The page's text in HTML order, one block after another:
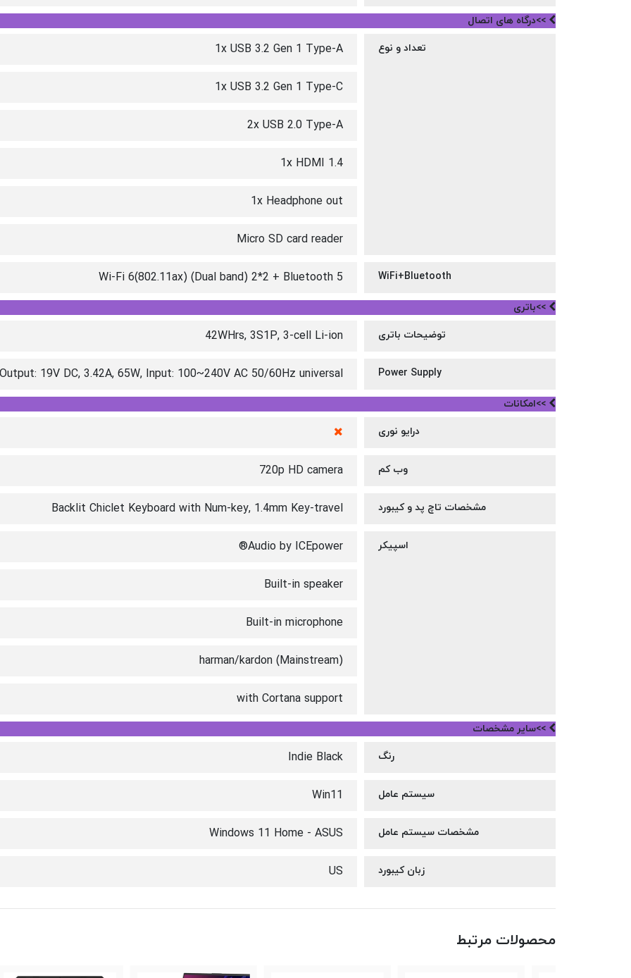
>>درگاه های اتصال
تعداد و نوع 1x USB 3.2 Gen 1 Type-A
1x USB 3.2 Gen 1 Type-C
2x USB 2.0 Type-A
1x HDMI 1.4
1x Headphone out
Micro SD card reader
WiFi+Bluetooth
Wi-Fi 6(802.11ax) (Dual band) 2*2 + Bluetooth 5
>>باتری
توضیحات باتری 42WHrs, 3S1P, 3-cell Li-ion
Power Supply
19V DC, 3.42A, 65W, Input: 100~240V AC 50/60Hz universal
>>امکانات
درایو نوری
وب کم 720p HD camera
مشخصات تاچ پد و کیبورد Backlit Chiclet Keyboard with Num-key, 1.4mm Key-travel
اسپیکر Audio by ICEpower®
Built-in speaker
Built-in microphone
harman/kardon (Mainstream)
with Cortana support
>>سایر مشخصات
رنگ Indie Black
سیستم عامل Win11
مشخصات سیستم عامل Windows 11 Home - ASUS
زبان کیبورد US
محصولات مرتبط